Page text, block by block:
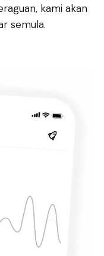
kami akan
semula.